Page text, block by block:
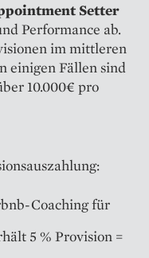
Setter
Performance ab.
im mittleren
einigen Fällen sind
10.000€ pro
Coaching für
5 % Provision =